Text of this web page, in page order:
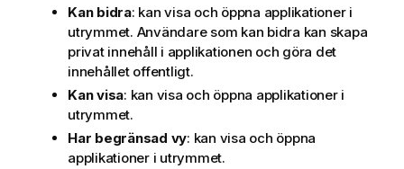
Kan bidra: kan visa och öppna applikationer i
utrymmet. Användare som kan bidra kan skapa
privat innehåll i applikationen och göra det
innehållet offentligt.
Kan visa: kan visa och öppna applikationer i
utrymmet.
Har begränsad vy: kan visa och öppna
applikationer i utrymmet.